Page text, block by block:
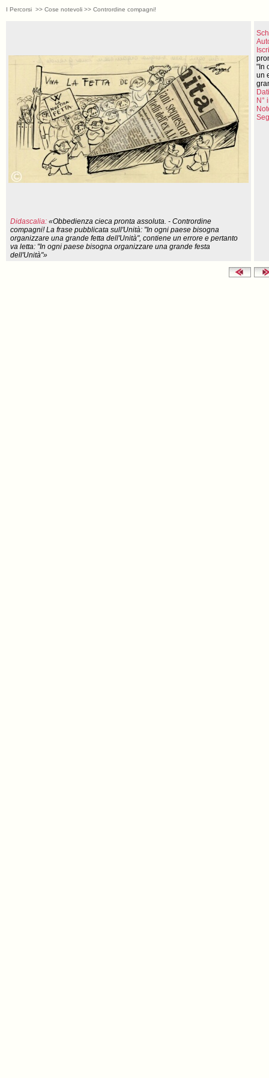
I Percorsi >> Cose notevoli >> Contrordine compagni!
Didascalia: «Obbedienza cieca pronta assoluta. - Contrordine
compagni! La frase pubblicata sull'Unità: "In ogni paese bisogna
organizzare una grande fetta dell'Unità", contiene un errore e pertanto
va letta: "In ogni paese bisogna organizzare una grande festa
dell'Unità"»
"In
un
N°